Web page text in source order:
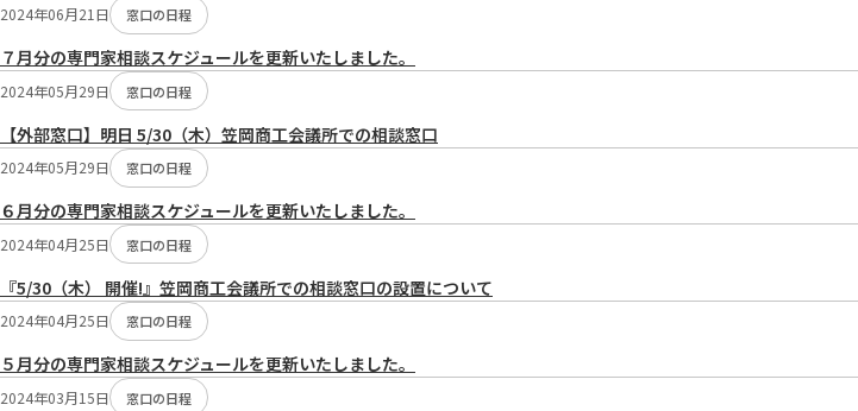
2024年06月21日 窓口の日程
７月分の専門家相談スケジュールを更新いたしました。
2024年05月29日 窓口の日程
【外部窓口】明日 5/30（木）笠岡商工会議所での相談窓口
2024年05月29日 窓口の日程
６月分の専門家相談スケジュールを更新いたしました。
2024年04月25日 窓口の日程
『5/30（木） 開催!』笠岡商工会議所での相談窓口の設置について
2024年04月25日 窓口の日程
５月分の専門家相談スケジュールを更新いたしました。
2024年03月15日 窓口の日程